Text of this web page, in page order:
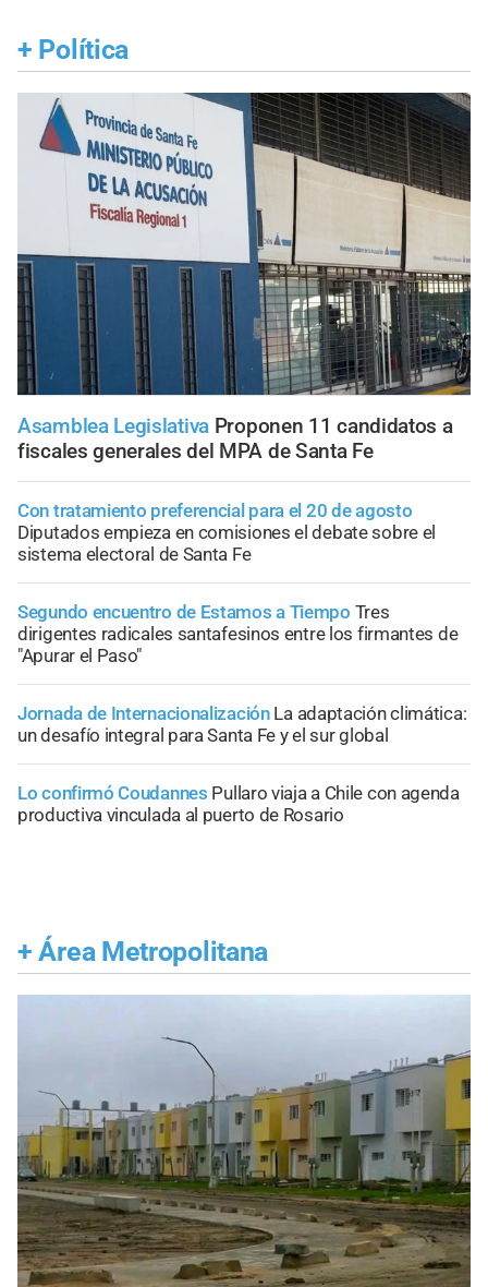
+ Política
Asamblea Legislativa Proponen 11 candidatos a
fiscales generales del MPA de Santa Fe
Con tratamiento preferencial para el 20 de agosto
Diputados empieza en comisiones el debate sobre el
sistema electoral de Santa Fe
Segundo encuentro de Estamos a Tiempo Tres
dirigentes radicales santafesinos entre los firmantes de
"Apurar el Paso"
Jornada de Internacionalización La adaptación climática:
un desafío integral para Santa Fe y el sur global
Lo confirmó Coudannes Pullaro viaja a Chile con agenda
productiva vinculada al puerto de Rosario
+ Área Metropolitana